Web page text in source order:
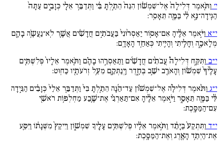
י׳ וַתֹּ֚אמֶר דְּלִילָה֙ אֶל־שִׁמְשׁ֔וֹן הִנֵּה֙ הֵתַ֣לְתָּ בִּ֔י וַתְּדַבֵּ֥ר אֵלַ֖י כְּזָבִ֑ים עַתָּה֙
הַגִּֽידָה־נָּ֣א לִ֔י בַּמֶּ֖ה תֵּאָסֵֽר:
י״א וַיֹּ֣אמֶר אֵלֶ֔יהָ אִם־אָס֚וֹר יַאַסְר֙וּנִי֙ בַּעֲבֹתִ֣ים חֲדָשִׁ֔ים אֲשֶׁ֛ר לֹֽא־נַעֲשָֹ֥ה בָהֶ֖ם
מְלָאכָ֑ה וְחָלִ֥יתִי וְהָיִ֖יתִי כְּאַחַ֥ד הָאָדָֽם:
י״ב וַתִּקַּ֣ח דְּלִילָה֩ עֲבֹתִ֨ים חֲדָשִׁ֜ים וַתַּאַסְרֵ֣הוּ בָהֶ֗ם וַתֹּ֚אמֶר אֵלָיו֙ פְּלִשְׁתִּ֚ים
עָלֶ֙יךָ֙ שִׁמְשׁ֔וֹן וְהָאֹרֵ֖ב ישֵׁ֣ב בֶּחָ֑דֶר וַֽיְנַתְּקֵ֛ם מֵעַ֥ל זְרֹעֹתָ֖יו כַּחֽוּט:
י״ג וַתֹּ֨אמֶר דְּלִילָ֜ה אֶל־שִׁמְשׁ֗וֹן עַד־הֵ֜נָּה הֵתַ֚לְתָּ בִּי֙ וַתְּדַבֵּ֚ר אֵלַי֙ כְּזָבִ֔ים הַגִּ֣ידָה
לִּ֔י בַּמֶּ֖ה תֵּאָסֵ֑ר וַיֹּ֣אמֶר אֵלֶ֔יהָ אִם־תַּאַרְגִ֗י אֶת־שֶׁ֛בַע מַחְלְפ֥וֹת רֹאשִׁ֖י
עִם־הַמַּסָּֽכֶת:
י״ד וַתִּתְקַע֙ בַּיָּתֵ֔ד וַתֹּ֣אמֶר אֵלָ֔יו פְּלִשְׁתִּ֥ים עָלֶ֖יךָ שִׁמְשׁ֑וֹן וַיִיקַץ֙ מִשְּׁנָת֔וֹ וַיִּסַּ֛ע
אֶת־הַיְתַ֥ד הָאֶ֖רֶג וְאֶת־הַמַּסָּֽכֶת: